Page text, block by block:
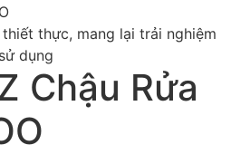
thực, mang lại trải nghiệm
dụng
Chậu Rửa